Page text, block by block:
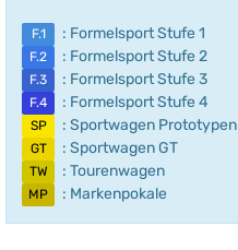
F.1 : Formelsport Stufe 1
F.2 : Formelsport Stufe 2
F.3 : Formelsport Stufe 3
F.4 : Formelsport Stufe 4
SP : Sportwagen Prototypen
GT : Sportwagen GT
TW : Tourenwagen
MP : Markenpokale